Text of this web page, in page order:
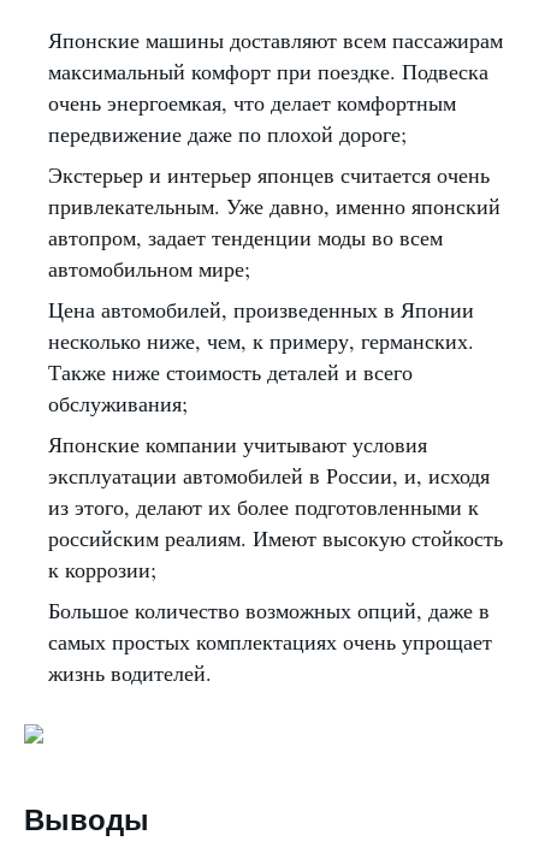
Японские машины доставляют всем пассажирам
максимальный комфорт при поездке. Подвеска
очень энергоемкая, что делает комфортным
передвижение даже по плохой дороге;
Экстерьер и интерьер японцев считается очень
привлекательным. Уже давно, именно японский
автопром, задает тенденции моды во всем
автомобильном мире;
Цена автомобилей, произведенных в Японии
несколько ниже, чем, к примеру, германских.
Также ниже стоимость деталей и всего
обслуживания;
Японские компании учитывают условия
эксплуатации автомобилей в России, и, исходя
из этого, делают их более подготовленными к
российским реалиям. Имеют высокую стойкость
к коррозии;
Большое количество возможных опций, даже в
самых простых комплектациях очень упрощает
жизнь водителей.
Выводы